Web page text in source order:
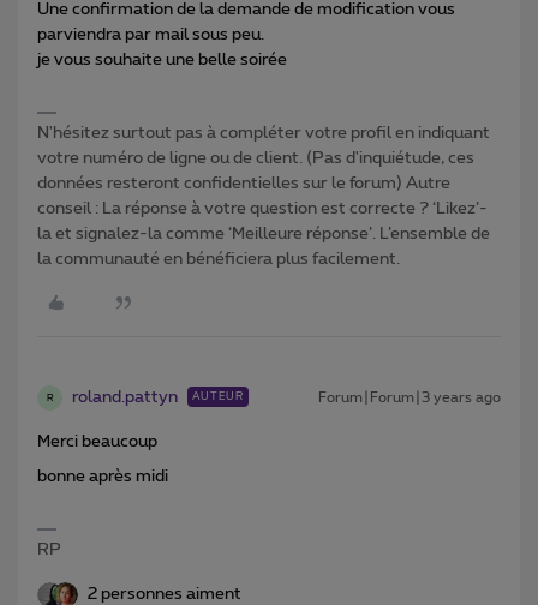
Une confirmation de la demande de modification vous
parviendra par mail sous peu.
je vous souhaite une belle soirée
N'hésitez surtout pas à compléter votre profil en indiquant
votre numéro de ligne ou de client. (Pas d'inquiétude, ces
données resteront confidentielles sur le forum) Autre
conseil : La réponse à votre question est correcte ? ‘Likez’-
la et signalez-la comme ‘Meilleure réponse’. L’ensemble de
la communauté en bénéficiera plus facilement.
R roland.pattyn AUTEUR Forum|Forum|3 years ago
Merci beaucoup
bonne après midi
RP
2 personnes aiment